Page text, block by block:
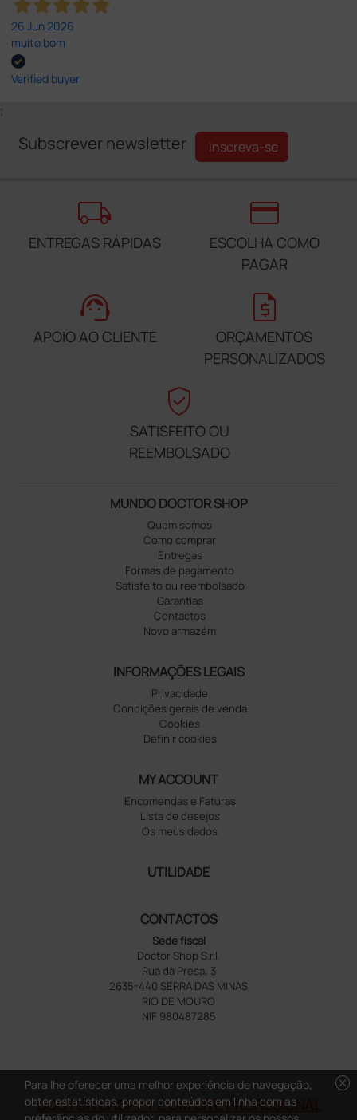
26 Jun 2026
muito bom
Verified buyer
;
Subscrever newsletter Inscreva-se
local_shipping
ENTREGAS RÁPIDAS
credit_card
ESCOLHA COMO
PAGAR
support_agent
APOIO AO CLIENTE
request_quote
ORÇAMENTOS
PERSONALIZADOS
verified_user
SATISFEITO OU
REEMBOLSADO
MUNDO DOCTOR SHOP
Quem somos
Como comprar
Entregas
Formas de pagamento
Satisfeito ou reembolsado
Garantias
Contactos
Novo armazém
INFORMAÇÕES LEGAIS
Privacidade
Condições gerais de venda
Cookies
Definir cookies
MY ACCOUNT
Encomendas e Faturas
Lista de desejos
Os meus dados
UTILIDADE
CONTACTOS
Sede fiscal
Doctor Shop S.r.l.
Rua da Presa, 3
2635-440 SERRA DAS MINAS
RIO DE MOURO
NIF 980487285
DOCTOR SHOP.PT É UM SITE PROFISSIONAL
cancel
Para lhe oferecer uma melhor experiência de navegação,
obter estatísticas, propor conteúdos em linha com as